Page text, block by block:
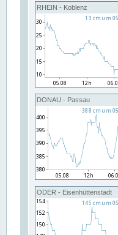
RHEIN - Koblenz
DONAU - Passau
ODER - Eisenhüttenstadt